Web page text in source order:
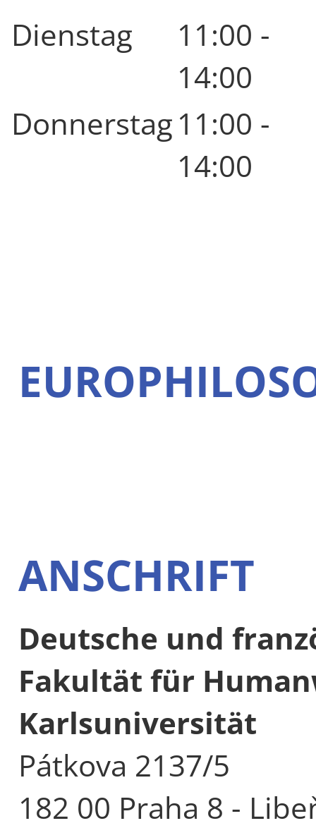
Dienstag
11:00 -
14:00
Donnerstag11:00 -
14:00
ANSCHRIFT
Deutsche und
Fakultät für
Karlsuniversität
Pátkova 2137/5
182 00 Praha 8 -